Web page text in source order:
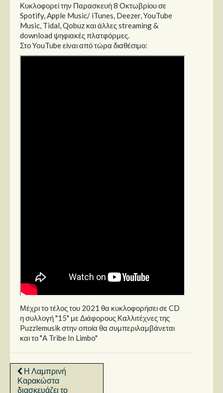
Κυκλοφορεί την Παρασκευή 8 Οκτωβρίου σε
Spotify, Apple Music/ iTunes, Deezer, YouTube
Music, Tidal, Qobuz και άλλες streaming &
download ψηφιακές πλατφόρμες.
Στο YouTube είναι από τώρα διαθέσιμο:
Μέχρι το τέλος του 2021 θα κυκλοφορήσει σε CD
η συλλογή "15" με Διάφορους Καλλιτέχνες της
Puzzlemusik στην οποία θα συμπεριλαμβάνεται
και το "A Tribe In Limbo"
Η Λαμπρινή
Καρακώστα
διασκευάζει το